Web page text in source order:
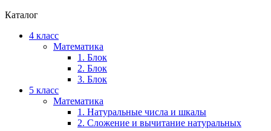
Каталог
4 класс
Математика
1. Блок
2. Блок
3. Блок
5 класс
Математика
1. Натуральные числа и шкалы
2. Сложение и вычитание натуральных